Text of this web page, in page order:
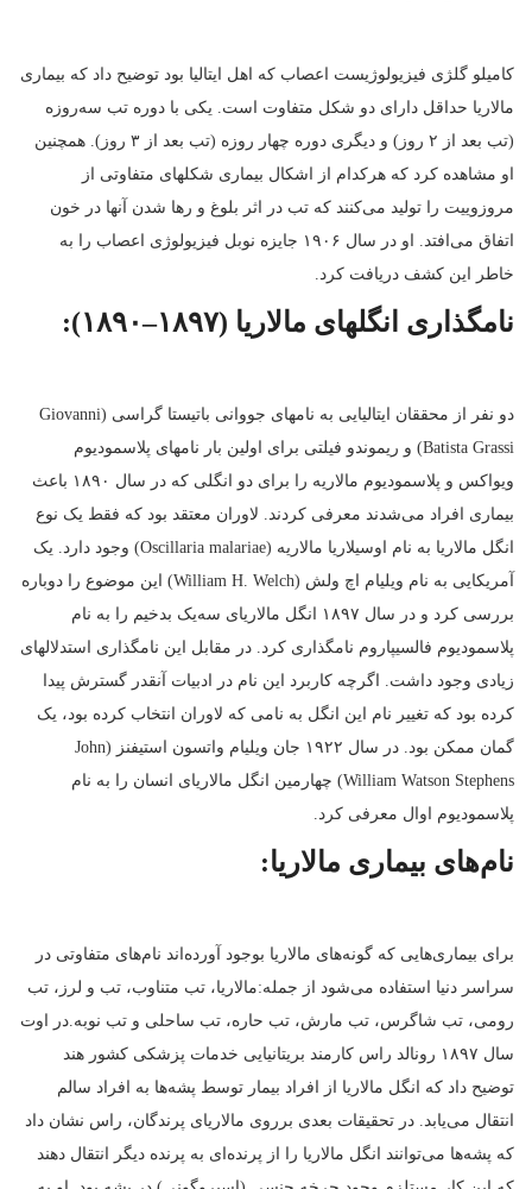
کامیلو گلژی فیزیولوژیست اعصاب که اهل ایتالیا بود توضیح داد که بیماری
مالاریا حداقل دارای دو شکل متفاوت است. یکی با دوره تب سه‌روزه
(تب بعد از ۲ روز) و دیگری دوره چهار روزه (تب بعد از ۳ روز). همچنین
او مشاهده کرد که هرکدام از اشکال بیماری شکلهای متفاوتی از
مروزوییت را تولید می‌کنند که تب در اثر بلوغ و رها شدن آنها در خون
اتفاق می‌افتد. او در سال ۱۹۰۶ جایزه نوبل فیزیولوژی اعصاب را به
خاطر این کشف دریافت کرد.
نامگذاری انگلهای مالاریا (۱۸۹۷–۱۸۹۰):
دو نفر از محققان ایتالیایی به نامهای جووانی باتیستا گراسی (Giovanni
Batista Grassi) و ریموندو فیلتی برای اولین بار نامهای پلاسمودیوم
ویواکس و پلاسمودیوم مالاریه را برای دو انگلی که در سال ۱۸۹۰ باعث
بیماری افراد می‌شدند معرفی کردند. لاوران معتقد بود که فقط یک نوع
انگل مالاریا به نام اوسیلاریا مالاریه (Oscillaria malariae) وجود دارد. یک
آمریکایی به نام ویلیام اچ ولش (William H. Welch) این موضوع را دوباره
بررسی کرد و در سال ۱۸۹۷ انگل مالاریای سه‌یک بدخیم را به نام
پلاسمودیوم فالسیپاروم نامگذاری کرد. در مقابل این نامگذاری استدلالهای
زیادی وجود داشت. اگرچه کاربرد این نام در ادبیات آنقدر گسترش پیدا
کرده بود که تغییر نام این انگل به نامی که لاوران انتخاب کرده بود، یک
گمان ممکن بود. در سال ۱۹۲۲ جان ویلیام واتسون استیفنز (John
William Watson Stephens) چهارمین انگل مالاریای انسان را به نام
پلاسمودیوم اوال معرفی کرد.
نام‌های بیماری مالاریا:
برای بیماری‌هایی که گونه‌های مالاریا بوجود آورده‌اند نام‌های متفاوتی در
سراسر دنیا استفاده می‌شود از جمله:مالاریا، تب متناوب، تب و لرز، تب
رومی، تب شاگرس، تب مارش، تب حاره، تب ساحلی و تب نوبه.در اوت
سال ۱۸۹۷ رونالد راس کارمند بریتانیایی خدمات پزشکی کشور هند
توضیح داد که انگل مالاریا از افراد بیمار توسط پشه‌ها به افراد سالم
انتقال می‌یابد. در تحقیقات بعدی برروی مالاریای پرندگان، راس نشان داد
که پشه‌ها می‌توانند انگل مالاریا را از پرنده‌ای به پرنده دیگر انتقال دهند